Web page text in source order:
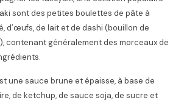
sont des petites boulettes de pâte à
d’œufs, de lait et de dashi (bouillon de
contenant généralement des morceaux de
une sauce brune et épaisse, à base de
de ketchup, de sauce soja, de sucre et